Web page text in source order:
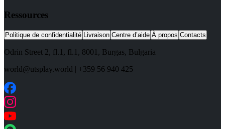
Ressources
Politique de confidentialité Livraison Centre d’aide À propos Contacts
Odrin Street 2, fl.1 , fl.1, 8001 , Burgas, Bulgaria
world@utsplay.world | +359 56 940 425